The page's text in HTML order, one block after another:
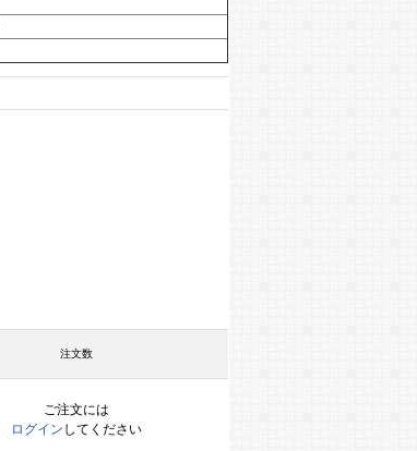
注文数
ご注文には
ログイン してください